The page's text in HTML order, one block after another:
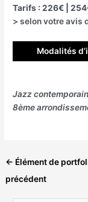
Tarifs : 226€ |
> selon votre avis
Modalités
Jazz
8ème
← Élément de
précédent